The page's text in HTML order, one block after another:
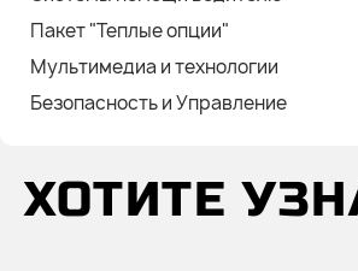
Пакет "Теплые опции"
Мультимедиа и технологии
Безопасность и Управление
ХОТИТЕ